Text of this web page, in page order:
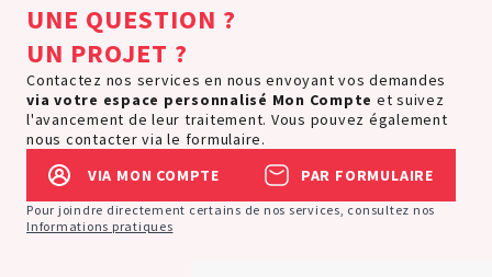
UNE QUESTION ?
UN PROJET ?
Contactez nos services en nous envoyant vos demandes
via votre espace personnalisé Mon Compte et suivez
l'avancement de leur traitement. Vous pouvez également
nous contacter via le formulaire.
VIA MON COMPTE
PAR FORMULAIRE
Pour joindre directement certains de nos services, consultez nos
Informations pratiques